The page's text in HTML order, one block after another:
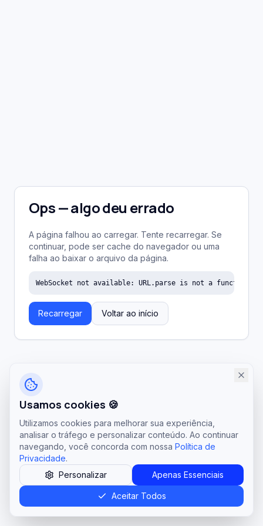
Ops — algo deu errado
A página falhou ao carregar. Tente recarregar. Se
continuar, pode ser cache do navegador ou uma
falha ao baixar o arquivo da página.
WebSocket not available: URL.parse is not a function
Recarregar Voltar ao início
Usamos cookies 🍪
Utilizamos cookies para melhorar sua experiência,
analisar o tráfego e personalizar conteúdo. Ao continuar
navegando, você concorda com nossa Política de
Privacidade.
Personalizar
Apenas Essenciais
Aceitar Todos